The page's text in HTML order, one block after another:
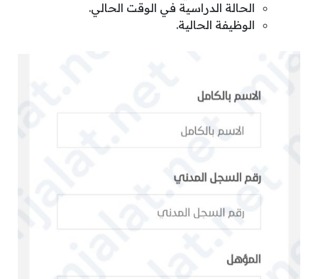
الحالة الدراسية في الوقت الحالي.
الوظيفة الحالية.